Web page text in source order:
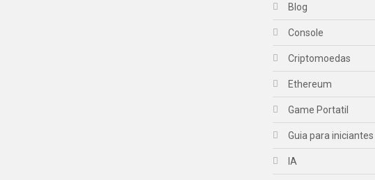
Blog
Console
Criptomoedas
Ethereum
Game Portatil
Guia para iniciantes
IA